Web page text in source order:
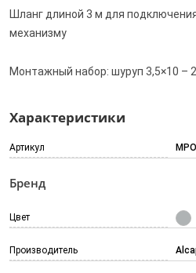
Шланг длиной 3 м для
механизму
Монтажный набор: шуруп 3,5×10 –
Характеристики
Артикул
Бренд
Цвет
Производитель